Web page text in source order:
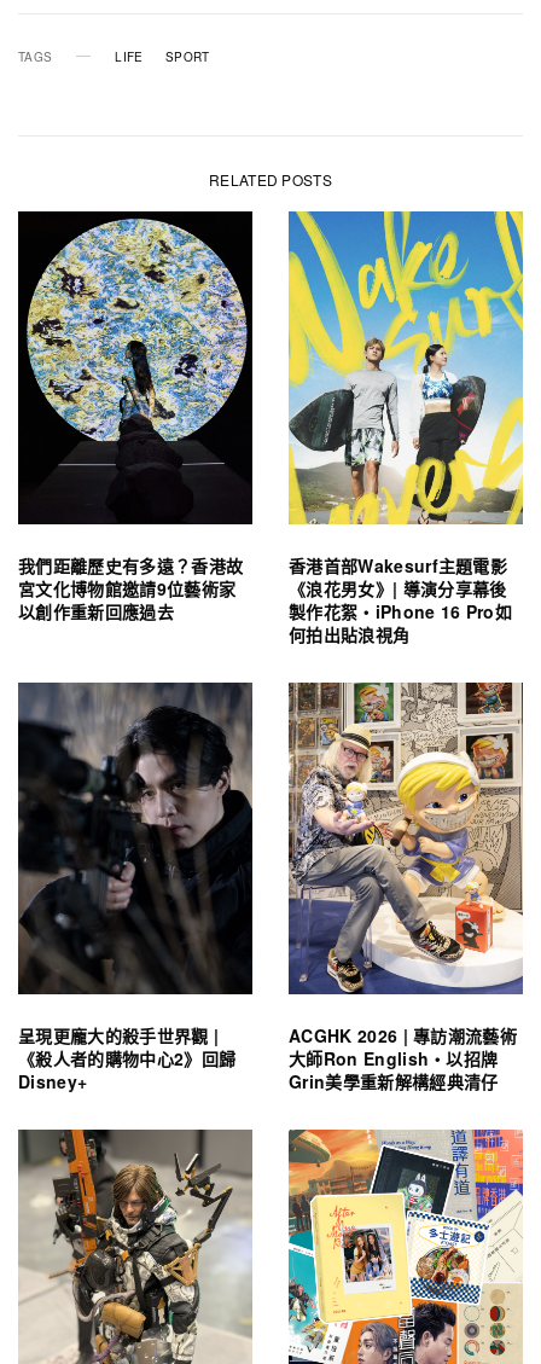
TAGS LIFE SPORT
RELATED POSTS
我們距離歷史有多遠？香港故
宮文化博物館邀請9位藝術家
以創作重新回應過去
香港首部Wakesurf主題電影
《浪花男女》| 導演分享幕後
製作花絮・iPhone 16 Pro如
何拍出貼浪視角
呈現更龐大的殺手世界觀 |
《殺人者的購物中心2》回歸
Disney+
ACGHK 2026 | 專訪潮流藝術
大師Ron English・以招牌
Grin美學重新解構經典清仔